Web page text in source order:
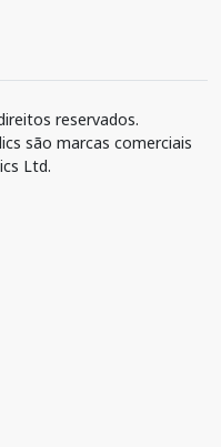
reservados.
são marcas comerciais
Ltd.